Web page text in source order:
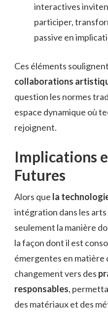
interactives
participer,
passive en
Ces éléments
collaborations
question les normes
espace dynamique où
rejoignent.
Implications
Futures
Alors que la
intégration dans les
seulement la manière
la façon dont il est
émergentes en
changement vers des
responsables,
des matériaux et des